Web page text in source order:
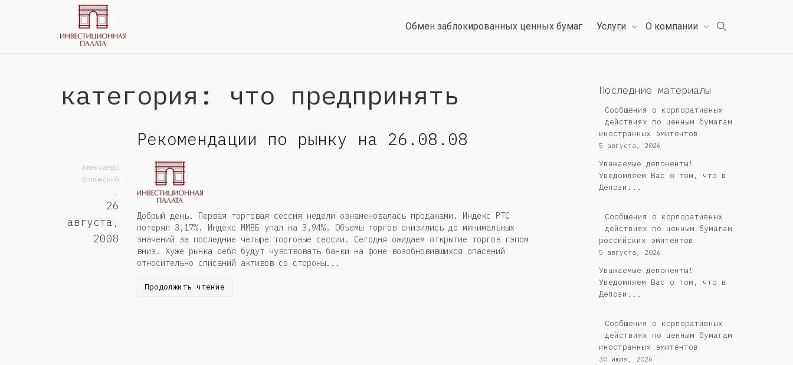
Обмен заблокированных ценных бумаг Услуги О компании
категория: что предпринять
Рекомендации по рынку на 26.08.08
Александр
Волынский
,
26
августа,
2008
Добрый день. Первая торговая сессия недели ознаменовалась продажами. Индекс РТС
потерял 3,17%. Индекс ММВБ упал на 3,94%. Объемы торгов снизились до минимальных
значений за последние четыре торговые сессии. Сегодня ожидаем открытие торгов гэпом
вниз. Хуже рынка себя будут чувствовать банки на фоне возобновившихся опасений
относительно списаний активов со стороны...
Продолжить чтение
Последние материалы
Сообщения о корпоративных
действиях по ценным бумагам
иностранных эмитентов
5 августа, 2026
Уважаемые депоненты!
Уведомляем Вас о том, что в
Депози...
Cообщения о корпоративных
действиях по ценным бумагам
российских эмитентов
5 августа, 2026
Уважаемые депоненты!
Уведомляем Вас о том, что в
Депози...
Сообщения о корпоративных
действиях по ценным бумагам
иностранных эмитентов
30 июля, 2026